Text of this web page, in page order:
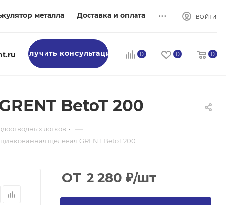
металла Доставка и оплата ... ВОЙТИ
Получить консультацию 0 0 0
BetoT 200
лотков —
щелевая GRENT BetoT 200
ОТ 2 280 ₽/шт